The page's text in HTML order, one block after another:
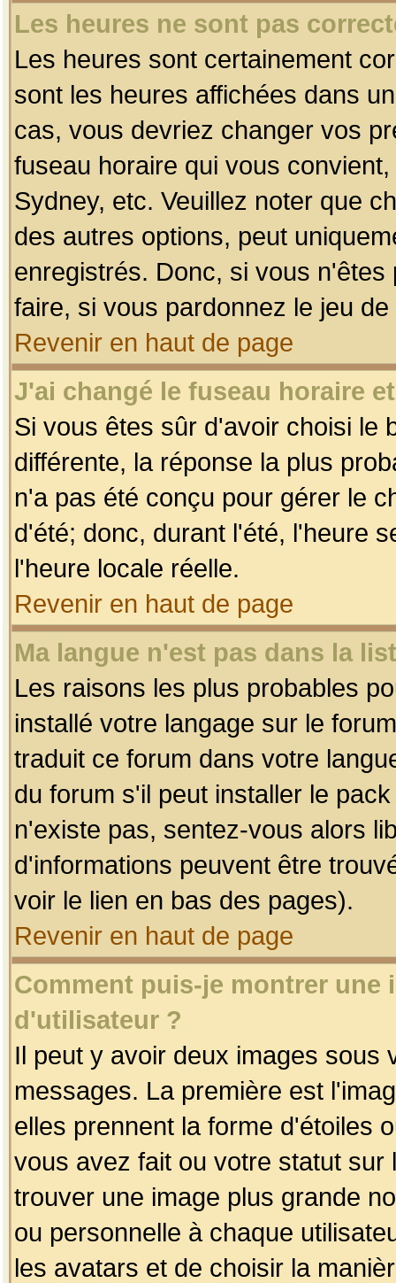
Les heures ne sont pas
Les heures sont certainement
sont les heures affichées dans
cas, vous devriez changer vos
fuseau horaire qui vous
Sydney, etc. Veuillez noter que
des autres options, peut
enregistrés. Donc, si vous
faire, si vous pardonnez le jeu
Revenir en haut de page
J'ai changé le fuseau horaire
Si vous êtes sûr d'avoir choisi le
différente, la réponse la plus
n'a pas été conçu pour gérer le
d'été; donc, durant l'été, l'heure
l'heure locale réelle.
Revenir en haut de page
Ma langue n'est pas dans la
Les raisons les plus probables
installé votre langage sur le
traduit ce forum dans votre
du forum s'il peut installer le
n'existe pas, sentez-vous alors
d'informations peuvent être
voir le lien en bas des pages).
Revenir en haut de page
Comment puis-je montrer une
d'utilisateur ?
Il peut y avoir deux images sous
messages. La première est
elles prennent la forme d'étoiles
vous avez fait ou votre statut
trouver une image plus grande
ou personnelle à chaque
les avatars et de choisir la